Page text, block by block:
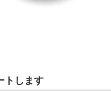
トします